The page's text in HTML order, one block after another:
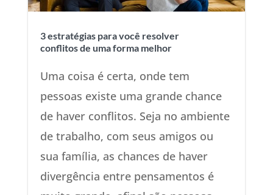
3 estratégias para você resolver
conflitos de uma forma melhor
Uma coisa é certa, onde tem
pessoas existe uma grande chance
de haver conflitos. Seja no ambiente
de trabalho, com seus amigos ou
sua família, as chances de haver
divergência entre pensamentos é